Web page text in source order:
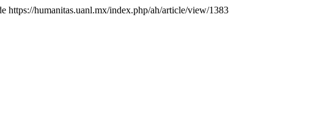
https://humanitas.uanl.mx/index.php/ah/article/view/1383